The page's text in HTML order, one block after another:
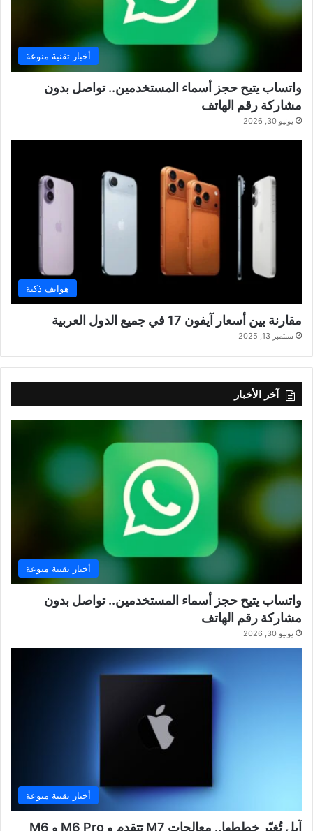
أخبار تقنية منوعة
واتساب يتيح حجز أسماء المستخدمين.. تواصل بدون
مشاركة رقم الهاتف
يونيو 30, 2026
هواتف ذكية
مقارنة بين أسعار آيفون 17 في جميع الدول العربية
سبتمبر 13, 2025
آخر الأخبار
أخبار تقنية منوعة
واتساب يتيح حجز أسماء المستخدمين.. تواصل بدون
مشاركة رقم الهاتف
يونيو 30, 2026
أخبار تقنية منوعة
آبل تُغيّر خططها.. معالجات M7 تتقدم و M6 Pro و M6